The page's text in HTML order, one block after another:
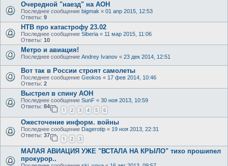
Очередной "наезд" на АОН
Последнее сообщение bigmak « 01 апр 2015, 12:53
Ответы: 9
НТВ про катастрофу 23.02
Последнее сообщение Siberia « 11 мар 2015, 11:06
Ответы: 10
Метро и авиация!
Последнее сообщение Andrey Ivanov « 23 дек 2014, 12:51
Вот так в России строят самолеты
Последнее сообщение Geokos « 17 фев 2014, 10:46
Ответы: 2
Выстрел в спину АОН
Последнее сообщение SunF « 30 ноя 2013, 10:59
Ответы: 84
1 2 3 4 5 6
Ожесточение информ. войны
Последнее сообщение Dagerotip « 19 ноя 2013, 22:31
Ответы: 37
1 2 3
МАЛАЯ АВИАЦИЯ УЖЕ "ВСТАЛА НА КРЫЛО" тихо прошипел
прокурор..